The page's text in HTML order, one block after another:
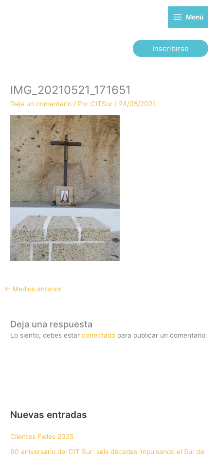
Menú
Inscribirse
IMG_20210521_171651
Deja un comentario / PorCITSur / 24/05/2021
← Medios anterior
Deja una respuesta
Lo siento, debes estarconectado para publicar un comentario.
Nuevas entradas
Clientes Fieles 2025
60 aniversario del CIT Sur: seis décadas impulsando el Sur de